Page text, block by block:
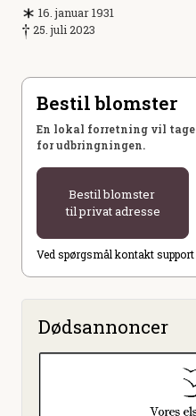
16. januar 1931
25. juli 2023
Bestil blomster
En lokal forretning vil
for udbringningen.
Bestil blomster
til privat adresse
Ved spørgsmål kontakt support
Dødsannoncer